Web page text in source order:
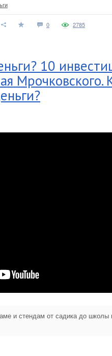
0 2785
10
Мрочковского.
и стендам от садика до